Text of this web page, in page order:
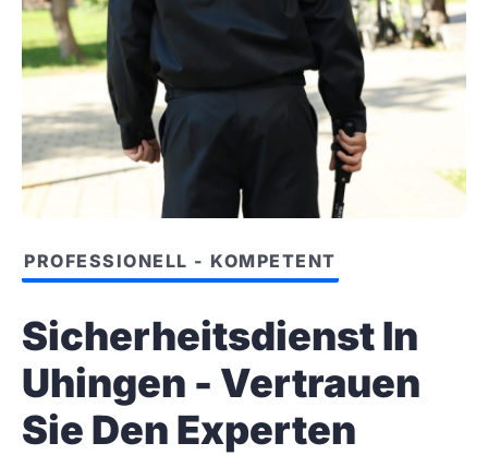
PROFESSIONELL - KOMPETENT
Sicherheitsdienst In
Uhingen - Vertrauen
Sie Den Experten